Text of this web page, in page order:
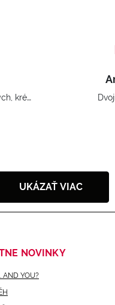
Určený na aplikáciu kompaktných, krémových a práškových očných tieňov.
UKÁZAŤ VIAC
NOVINKY
AND YOU?